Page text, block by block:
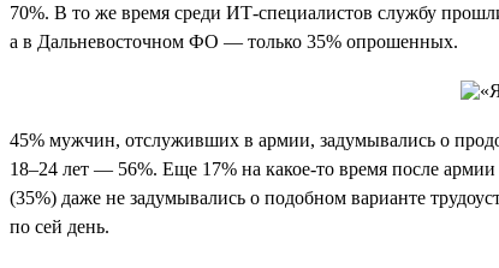
70%. В то же время среди ИТ-специалистов службу
а в Дальневосточном ФО — только 35% опрошенных.
45% мужчин, отслуживших в армии, задумывались о
18–24 лет — 56%. Еще 17% на какое-то время после
(35%) даже не задумывались о подобном варианте
по сей день.